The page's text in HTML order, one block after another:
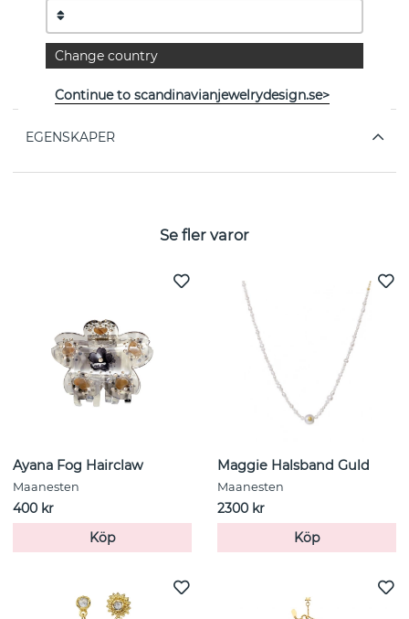
Storlek
Längd 5,2 mm, bredd 3,5 mm
Återvunnet sterlingsilver (925) belagt med 18K guld, vit
EGENSKAPER
Se fler varor
Ayana Fog Hairclaw
Maanesten
400 kr
Köp
Maggie Halsband Guld
Maanesten
2300 kr
Köp
Change country
Continue to scandinavianjewelrydesign.se>